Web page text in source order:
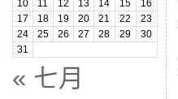
10
11 12 13 14 15
16
17
18 19 20 21 22
23
24
25 26 27 28 29
30
31
« 七月